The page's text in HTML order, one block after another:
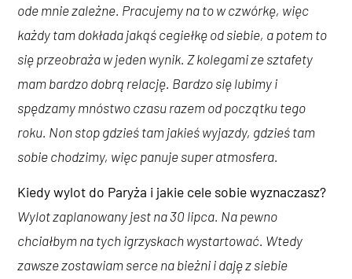
ode mnie zależne. Pracujemy na to w czwórkę, więc
każdy tam dokłada jakąś cegiełkę od siebie, a potem to
się przeobraża w jeden wynik. Z kolegami ze sztafety
mam bardzo dobrą relację. Bardzo się lubimy i
spędzamy mnóstwo czasu razem od początku tego
roku. Non stop gdzieś tam jakieś wyjazdy, gdzieś tam
sobie chodzimy, więc panuje super atmosfera.
Kiedy wylot do Paryża i jakie cele sobie wyznaczasz?
Wylot zaplanowany jest na 30 lipca. Na pewno
chciałbym na tych igrzyskach wystartować. Wtedy
zawsze zostawiam serce na bieżni i daję z siebie